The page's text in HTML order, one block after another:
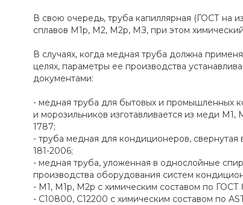
В свою очередь, труба капиллярная (ГОСТ на
сплавов М1р, М2, М2р, МЗ, при этом
В случаях, когда медная труба должна
целях, параметры ее производства
документами:
- медная труба для бытовых и промышленных
и морозильников изготавливается из меди
1787;
- труба медная для кондиционеров, свернутая
181-2006;
- медная труба, уложенная в однослойные
производства оборудования систем
- М1, М1р, М2р с химическим составом по ГОСТ
- С10800, С12200 с химическим составом по